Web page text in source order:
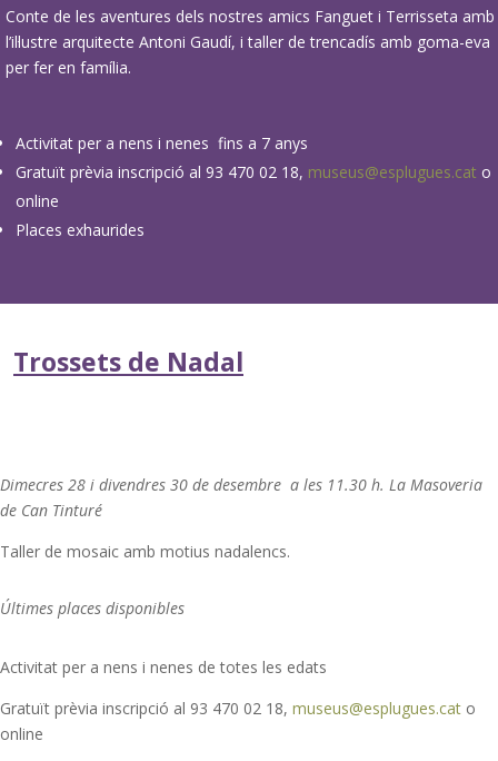
Conte de les aventures dels nostres amics Fanguet i Terrisseta amb
l’il·lustre arquitecte Antoni Gaudí, i taller de trencadís amb goma-eva
per fer en família.
Activitat per a nens i nenes fins a 7 anys
Gratuït prèvia inscripció al 93 470 02 18, museus@esplugues.cat o
online
Places exhaurides
Trossets de Nadal
Dimecres 28 i divendres 30 de desembre a les 11.30 h. La Masoveria
de Can Tinturé
Taller de mosaic amb motius nadalencs.
Últimes places disponibles
Activitat per a nens i nenes de totes les edats
Gratuït prèvia inscripció al 93 470 02 18, museus@esplugues.cat o
online